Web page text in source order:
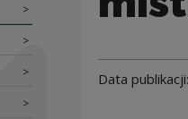
>
>
>
>
Data publikacji: